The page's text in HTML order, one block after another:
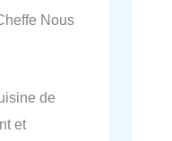
Nous
de
et